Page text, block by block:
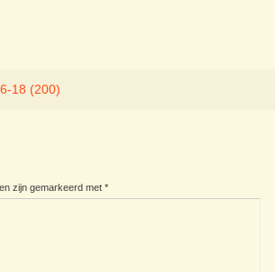
18 (200)
zijn gemarkeerd met *